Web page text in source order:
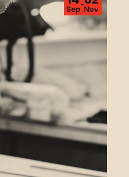
Sep‑Nov